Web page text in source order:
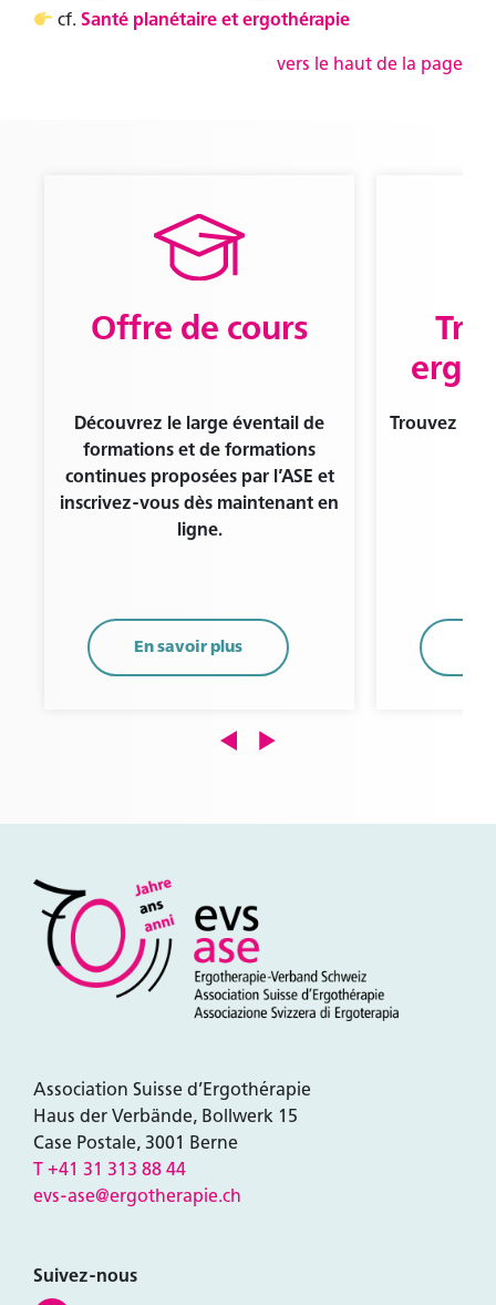
cf.Santé planétaire et ergothérapie
vers le haut de la page
Offre de cours
Découvrez le large éventail de
formations et de formations
continues proposées par l’ASE et
inscrivez-vous dès maintenant en
ligne.
En savoir plus
Trouvez
Association Suisse d’Ergothérapie
Haus der Verbände, Bollwerk 15
Case Postale, 3001 Berne
T +41 31 313 88 44
evs-ase@ergotherapie.ch
Suivez-nous